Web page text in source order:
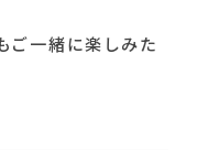
ご一緒に楽しみた